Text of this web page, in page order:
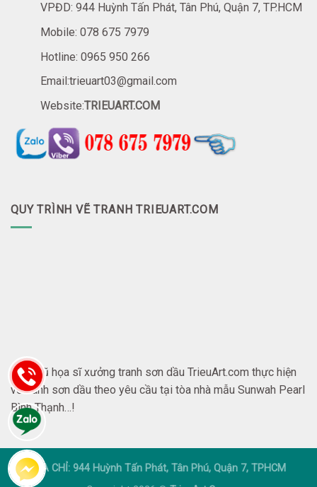
VPĐD: 944 Huỳnh Tấn Phát, Tân Phú, Quận 7, TP.HCM
Mobile: 078 675 7979
Hotline: 0965 950 266
Email:trieuart03@gmail.com
Website:TRIEUART.COM
QUY TRÌNH VẼ TRANH TRIEUART.COM
Đội ngũ họa sĩ xưởng tranh sơn dầu TrieuArt.com thực hiện
vẽ tranh sơn dầu theo yêu cầu tại tòa nhà mẫu Sunwah Pearl
Bình Thạnh…!
ĐỊA CHỈ: 944 Huỳnh Tấn Phát, Tân Phú, Quận 7, TPHCM